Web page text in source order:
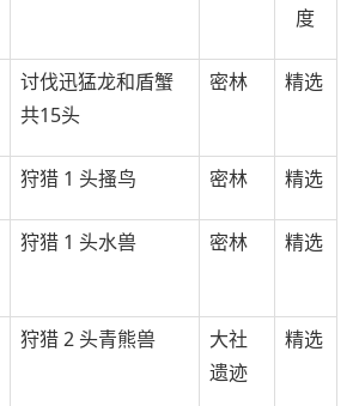
度
讨伐迅猛龙和盾蟹
共15头
密林 精选
狩猎 1 头搔鸟 密林 精选
狩猎 1 头水兽 密林 精选
狩猎 2 头青熊兽
大社
遗迹
精选